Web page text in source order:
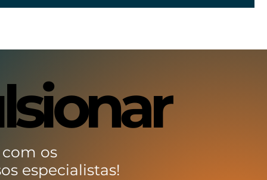
com os
especialistas!